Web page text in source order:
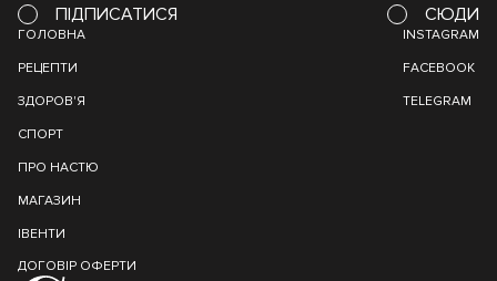
ПІДПИСАТИСЯ СЮДИ
ГОЛОВНА
РЕЦЕПТИ
ЗДОРОВ'Я
СПОРТ
ПРО НАСТЮ
МАГАЗИН
ІВЕНТИ
ДОГОВІР ОФЕРТИ
INSTAGRAM
FACEBOOK
TELEGRAM